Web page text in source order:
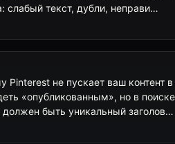
слабый текст, дубли, неправи…
не пускает ваш контент в
«опубликованным», но в
должен быть уникальный заголов…